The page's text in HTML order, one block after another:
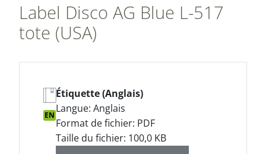
Label Disco AG Blue L-517
tote (USA)
EN
Étiquette (Anglais)
Langue: Anglais
Format de fichier: PDF
Taille du fichier: 100,0 KB